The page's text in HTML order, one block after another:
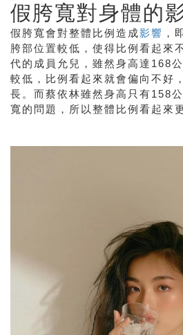
假胯寬對身體的
假胯寬會對整體比例造成影響 ，
胯部位置較低，使得比例看起來
代的成員允兒，雖然身高達 168
較低，比例看起來就會偏向不好
長。而蔡依林雖然身高只有158
寬的問題，所以整體比例看起來